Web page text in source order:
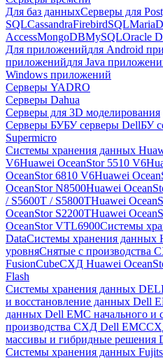
Для баз данныхСерверы для
SQLCassandraFirebirdSQL
AccessMongoDBMySQLOracle
Для приложенийдля Android
приложенийдля Java
Windows приложений
Серверы YADRO
Серверы Dahua
Серверы для 3D моделирования
Серверы БУБУ серверы DellБУ
Supermicro
Системы хранения данных
V6Huawei OceanStor 5510 V6
OceanStor 6810 V6Huawei
OceanStor N8500Huawei
/ S5600T / S5800THuawei
OceanStor S2200THuawei
OceanStor VTL6900Системы
DataСистемы хранения данных
уровняСнятые с производства
FusionCubeСХД Huawei
Flash
Системы хранения данных
и восстановление данных Dell
данных Dell EMC начального и
производства СХД Dell EMC
массивы и гибридные решения
Системы хранения данных